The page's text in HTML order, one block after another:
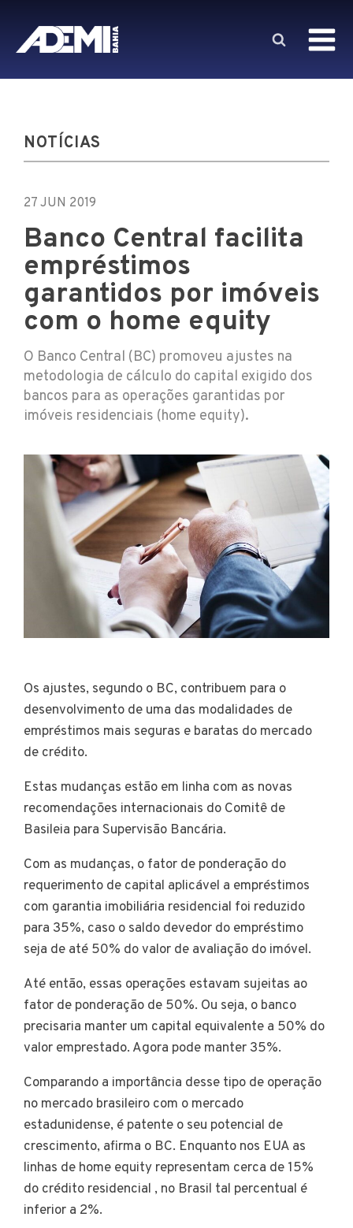
NOTÍCIAS
27 JUN 2019
Banco Central facilita
empréstimos
garantidos por imóveis
com o home equity
O Banco Central (BC) promoveu ajustes na
metodologia de cálculo do capital exigido dos
bancos para as operações garantidas por
imóveis residenciais (home equity).
Os ajustes, segundo o BC, contribuem para o
desenvolvimento de uma das modalidades de
empréstimos mais seguras e baratas do mercado
de crédito.
Estas mudanças estão em linha com as novas
recomendações internacionais do Comitê de
Basileia para Supervisão Bancária.
Com as mudanças, o fator de ponderação do
requerimento de capital aplicável a empréstimos
com garantia imobiliária residencial foi reduzido
para 35%, caso o saldo devedor do empréstimo
seja de até 50% do valor de avaliação do imóvel.
Até então, essas operações estavam sujeitas ao
fator de ponderação de 50%. Ou seja, o banco
precisaria manter um capital equivalente a 50% do
valor emprestado. Agora pode manter 35%.
Comparando a importância desse tipo de operação
no mercado brasileiro com o mercado
estadunidense, é patente o seu potencial de
crescimento, afirma o BC. Enquanto nos EUA as
linhas de home equity representam cerca de 15%
do crédito residencial , no Brasil tal percentual é
inferior a 2%.